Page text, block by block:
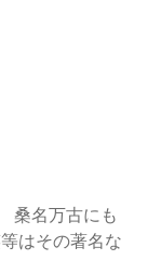
名万古にも
はその著名な